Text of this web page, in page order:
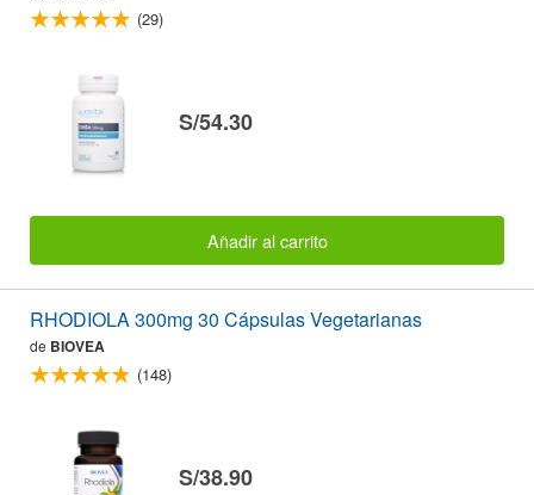
(29)
S/54.30
Añadir al carrito
RHODIOLA 300mg 30 Cápsulas Vegetarianas
de BIOVEA
(148)
S/38.90